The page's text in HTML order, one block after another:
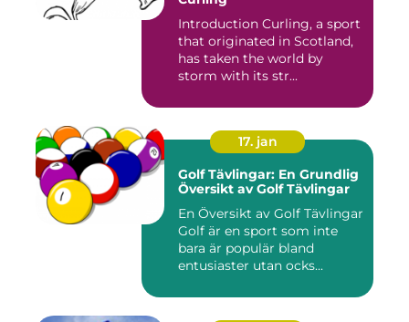
Introduction Curling, a sport
that originated in Scotland,
has taken the world by
storm with its str...
17. jan
Golf Tävlingar: En Grundlig
Översikt av Golf Tävlingar
En Översikt av Golf Tävlingar
Golf är en sport som inte
bara är populär bland
entusiaster utan ocks...